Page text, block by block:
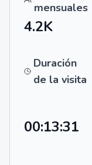
mensuales
4.2K
Duración
de la visita
00:13:31